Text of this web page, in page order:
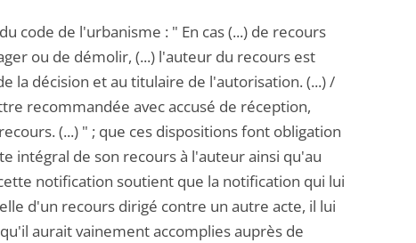
code de l'urbanisme : " En cas (...) de recours
ou de démolir, (...) l'auteur du recours est
la décision et au titulaire de l'autorisation. (...) /
recommandée avec accusé de réception,
(...) " ; que ces dispositions font obligation
intégral de son recours à l'auteur ainsi qu'au
notification soutient que la notification qui lui
d'un recours dirigé contre un autre acte, il lui
aurait vainement accomplies auprès de